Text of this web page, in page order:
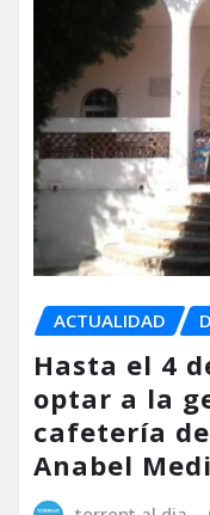
ACTUALIDAD
Hasta el 4
optar a la
cafetería
Anabel